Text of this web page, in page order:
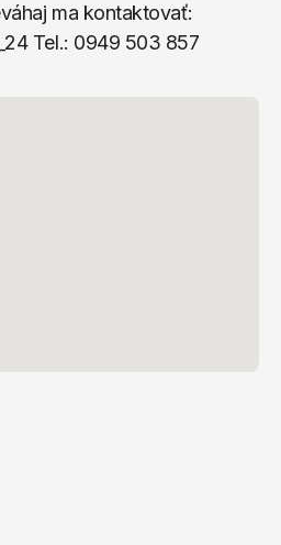
ma kontaktovať:
Tel.: 0949 503 857